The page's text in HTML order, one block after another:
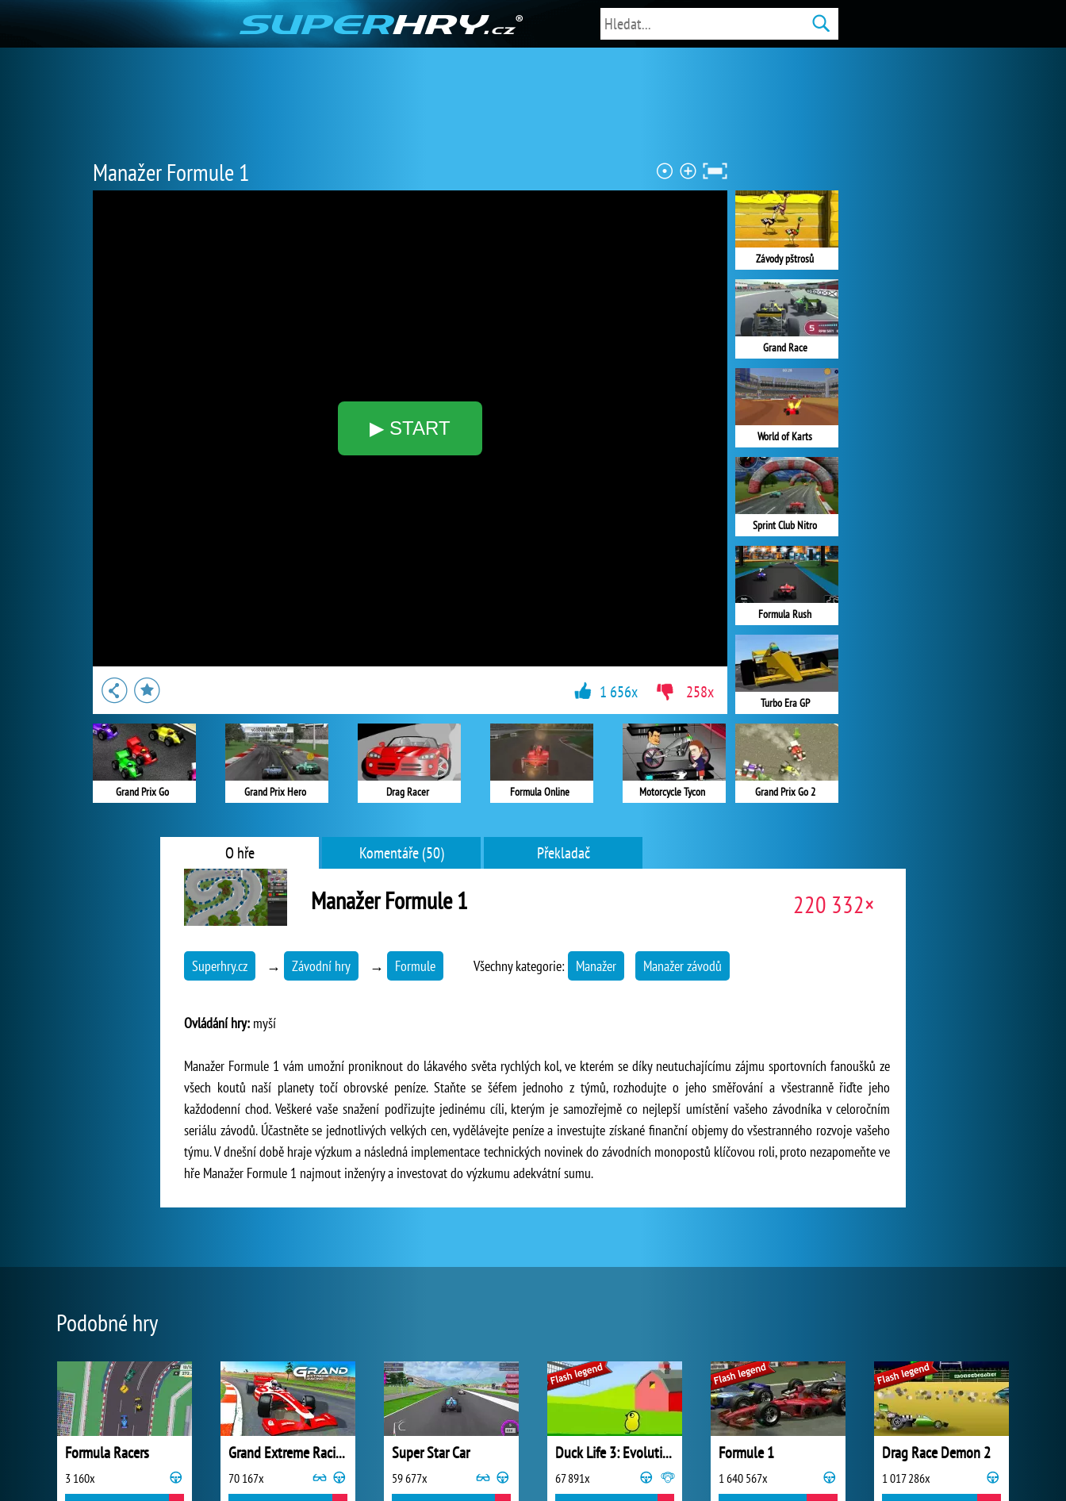
Manažer Formule 1
▶ START
Závody pštrosů
Grand Race
World of Karts
Sprint Club Nitro
Formula Rush
Turbo Era GP
Grand Prix Go 2
Grand Prix Go Grand Prix Hero Drag Racer Formula Online Motorcycle Tycon
1 656x 258x
O hře Komentáře (50) Překladač
Manažer Formule 1 220 332×
Superhry.cz → Závodní hry → Formule Všechny kategorie: Manažer Manažer závodů
Ovládání hry: myší
Manažer Formule 1 vám umožní proniknout do lákavého světa rychlých kol, ve kterém se díky neutuchajícímu zájmu sportovních fanoušků ze
všech koutů naší planety točí obrovské peníze. Staňte se šéfem jednoho z týmů, rozhodujte o jeho směřování a všestranně řiďte jeho
každodenní chod. Veškeré vaše snažení podřizujte jedinému cíli, kterým je samozřejmě co nejlepší umístění vašeho závodníka v celoročním
seriálu závodů. Účastněte se jednotlivých velkých cen, vydělávejte peníze a investujte získané finanční objemy do všestranného rozvoje vašeho
týmu. V dnešní době hraje výzkum a následná implementace technických novinek do závodních monopostů klíčovou roli, proto nezapomeňte ve
hře Manažer Formule 1 najmout inženýry a investovat do výzkumu adekvátní sumu.
Podobné hry
Formula Racers
3 160x
Grand Extreme Racing
70 167x
Super Star Car
59 677x
Duck Life 3: Evolution
67 891x
Formule 1
1 640 567x
Drag Race Demon 2
1 017 286x